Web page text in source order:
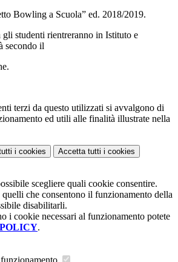
Bowling a Scuola” ed. 2018/2019.
studenti rientreranno in Istituto e
secondo il
terzi da questo utilizzati si avvalgono di
ed utili alle finalità illustrate nella
i cookies Accetta tutti i cookies
scegliere quali cookie consentire.
che consentono il funzionamento della
disabilitarli.
i cookie necessari al funzionamento potete
.